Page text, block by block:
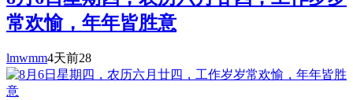
常欢愉，年年皆胜意
lmwmm4天前28